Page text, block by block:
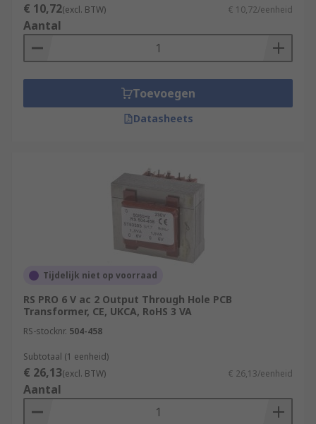
€ 10,72(excl. BTW) € 10,72/eenheid
Aantal
Toevoegen
Datasheets
Tijdelijk niet op voorraad
RS PRO 6 V ac 2 Output Through Hole PCB
Transformer, CE, UKCA, RoHS 3 VA
RS-stocknr. 504-458
Subtotaal (1 eenheid)
€ 26,13(excl. BTW) € 26,13/eenheid
Aantal